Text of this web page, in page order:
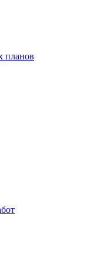
планов